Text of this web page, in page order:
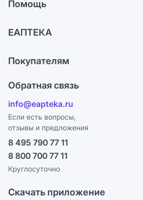
Помощь
Обмен и возврат
Блог
ЕАПТЕКА
Карьера
Поставщики
Лицензия
Реклама на сайте
Ваши товары на ЕАПТЕКЕ
СМИ о нас
Покупателям
Программа СберСпасибо
Политика конфиденциальности
Пользовательское соглашение
Политика рекомендаций
Политика в отношении обработки
Обратная связь
info@eapteka.ru
Если есть вопросы,
отзывы и предложения
8 495 790 77 11
8 800 700 77 11
Круглосуточно
Скачать приложение